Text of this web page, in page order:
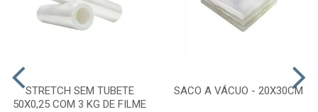
STRETCH SEM TUBETE
50X0,25 COM 3 KG DE FILME
SACO A VÁCUO - 20X30CM